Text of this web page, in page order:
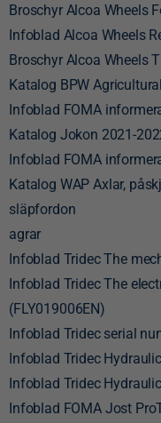
Broschyr Alcoa Wheels
Infoblad Alcoa Wheels
Broschyr Alcoa Wheels
Katalog BPW
Infoblad FOMA
Katalog Jokon 2021-
Infoblad FOMA
Katalog WAP Axlar,
släpfordon
agrar
Infoblad Tridec The
Infoblad Tridec The
(FLY019006EN)
Infoblad Tridec serial
Infoblad Tridec
Infoblad Tridec
Infoblad FOMA Jost